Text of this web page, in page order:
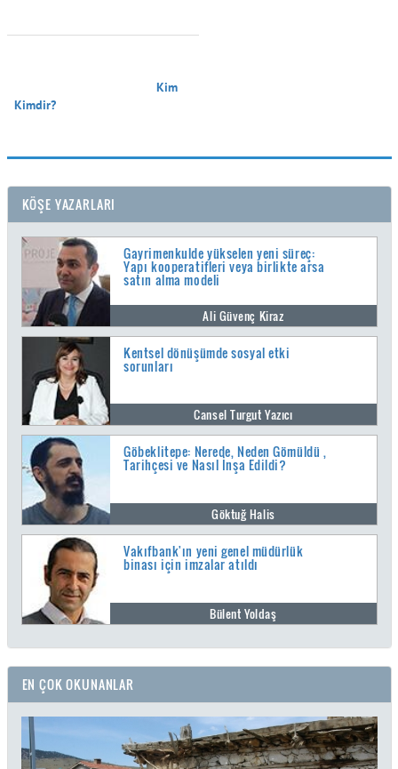
Kimdir?
KÖŞE YAZARLARI
Gayrimenkulde yükselen yeni süreç:
Yapı kooperatifleri veya birlikte arsa
satın alma modeli
Ali Güvenç Kiraz
Kentsel dönüşümde sosyal etki
sorunları
Cansel Turgut Yazıcı
Göbeklitepe: Nerede, Neden Gömüldü ,
Tarihçesi ve Nasıl İnşa Edildi?
Göktuğ Halis
Vakıfbank'ın yeni genel müdürlük
binası için imzalar atıldı
Bülent Yoldaş
EN ÇOK OKUNANLAR